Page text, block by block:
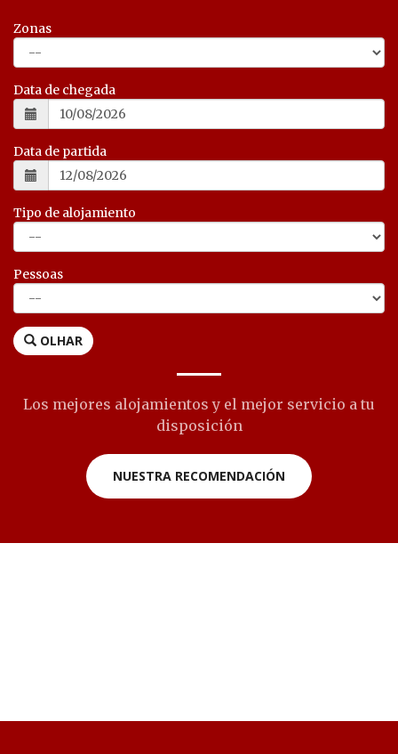
Zonas
Data de chegada
Data de partida
Tipo de alojamiento
Pessoas
OLHAR
Los mejores alojamientos y el mejor servicio a tu
disposición
NUESTRA RECOMENDACIÓN